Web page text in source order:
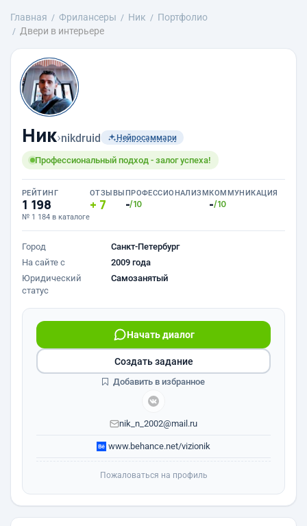
Главная Фрилансеры Ник
Портфолио
Двери в интерьере
Ник›nikdruid Нейросаммари
Профессиональный подход - залог успеха!
РЕЙТИНГ
1 198
№ 1 184 в каталоге
ОТЗЫВЫ
7
ПРОФЕССИОНАЛИЗМ
-/10
КОММУНИКАЦИЯ
-/10
Город
Санкт-Петербург
На сайте с
2009 года
Юридический
статус
Самозанятый
Начать диалог
nik_n_2002@mail.ru
www.behance.net/vizionik
Создать задание
Добавить в избранное
Пожаловаться на профиль